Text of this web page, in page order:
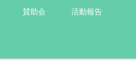
賛助会 活動報告